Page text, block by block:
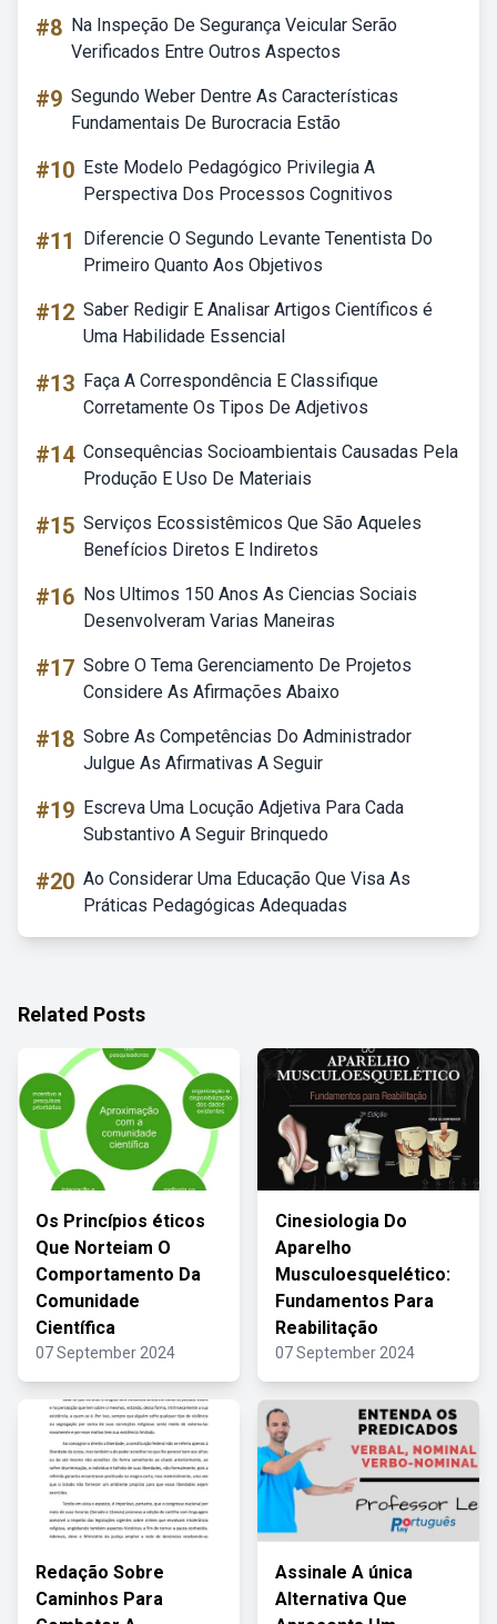
#8 Na Inspeção De Segurança Veicular Serão
Verificados Entre Outros Aspectos
#9 Segundo Weber Dentre As Características
Fundamentais De Burocracia Estão
#10 Este Modelo Pedagógico Privilegia A
Perspectiva Dos Processos Cognitivos
#11
Diferencie O Segundo Levante Tenentista Do
Primeiro Quanto Aos Objetivos
#12 Saber Redigir E Analisar Artigos Científicos é
Uma Habilidade Essencial
#13 Faça A Correspondência E Classifique
Corretamente Os Tipos De Adjetivos
#14 Consequências Socioambientais Causadas Pela
Produção E Uso De Materiais
#15 Serviços Ecossistêmicos Que São Aqueles
Benefícios Diretos E Indiretos
#16 Nos Ultimos 150 Anos As Ciencias Sociais
Desenvolveram Varias Maneiras
#17 Sobre O Tema Gerenciamento De Projetos
Considere As Afirmações Abaixo
#18 Sobre As Competências Do Administrador
Julgue As Afirmativas A Seguir
#19 Escreva Uma Locução Adjetiva Para Cada
Substantivo A Seguir Brinquedo
#20 Ao Considerar Uma Educação Que Visa As
Práticas Pedagógicas Adequadas
Related Posts
Os Princípios éticos
Que Norteiam O
Comportamento Da
Comunidade
Científica
07 September 2024
Cinesiologia Do
Aparelho
Musculoesquelético:
Fundamentos Para
Reabilitação
07 September 2024
Redação Sobre
Caminhos Para
Assinale A única
Alternativa Que